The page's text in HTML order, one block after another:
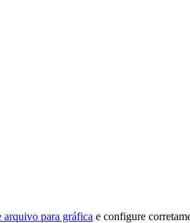
arquivo para gráfica e configure